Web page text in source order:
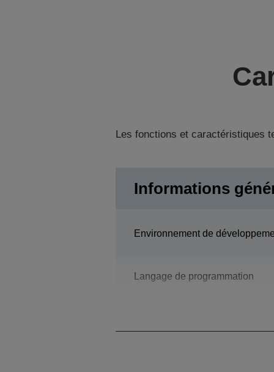
Les fonctions et caractéristiques
Informations
Environnement de
Langage de programmation